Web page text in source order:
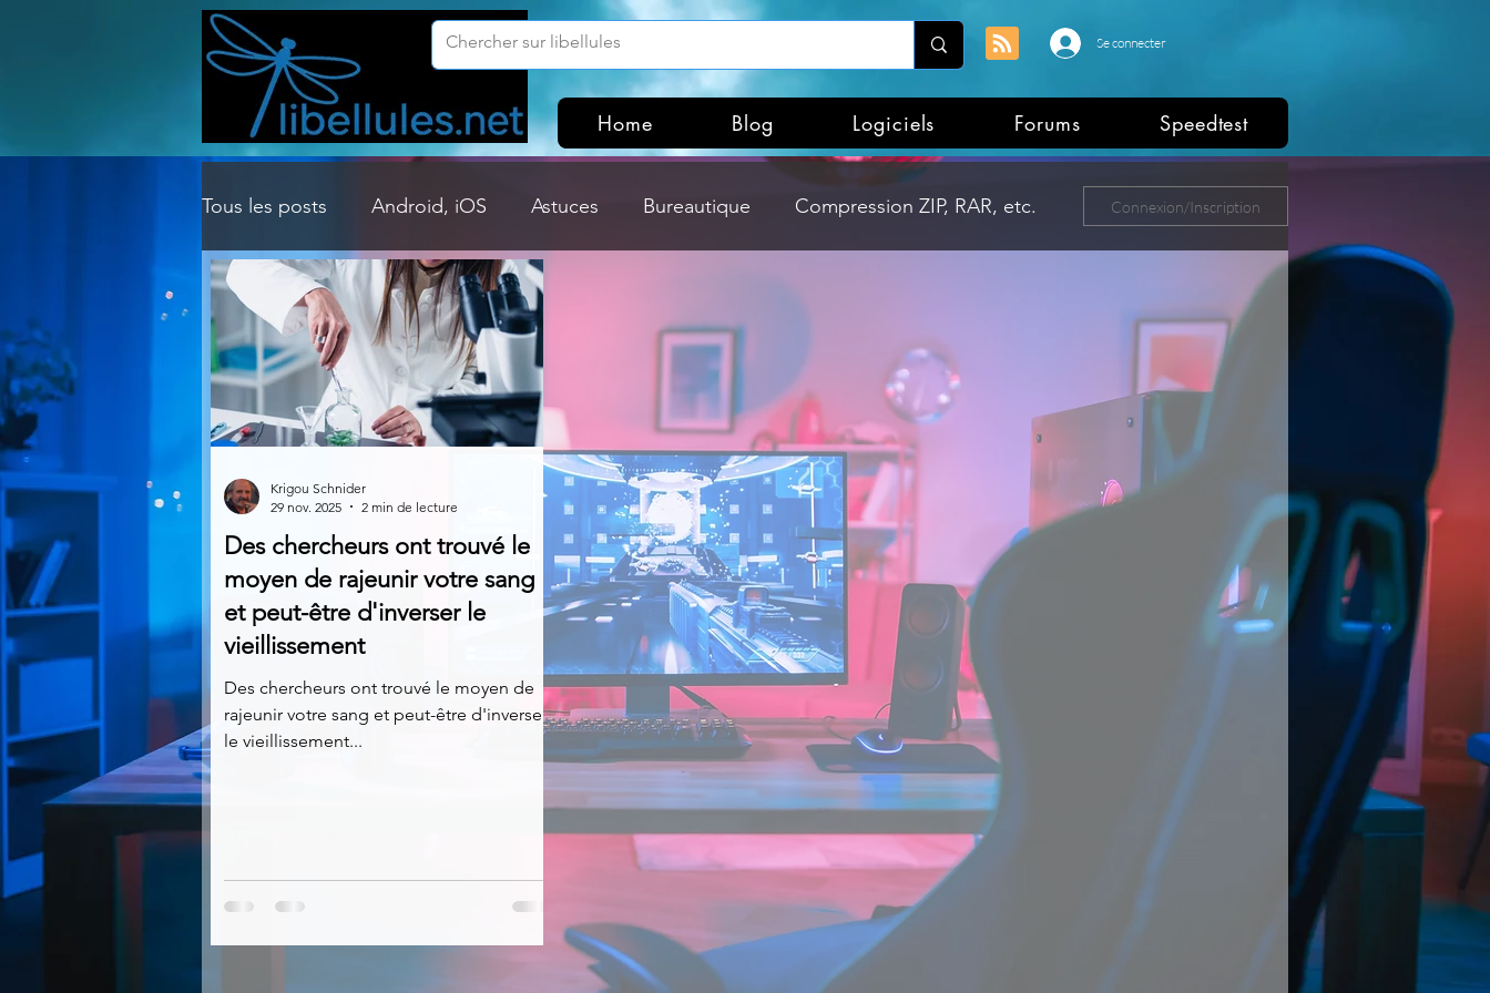
Se connecter
Home Blog Logiciels Forums Speedtest
Tous les posts Android, iOS Astuces Bureautique Compression ZIP, RAR, etc.
Customisation Windows Divers
Gestion Système Graphisme Internet
Linux Loisir et divertissement Mises à jour
Multimedia Navigateurs News Nirsoft Occupation disque
Photographie Réseaux sociaux Sécurité Services en ligne
Video Logiciels les plus recherchés
Connexion/Inscription
Des chercheurs ont trouvé le
moyen de rajeunir votre sang
et peut-être d'inverser le
vieillissement
Des chercheurs ont trouvé le moyen de
rajeunir votre sang et peut-être d'inverser
le vieillissement...
Krigou Schnider
29 nov. 2025
2 min de lecture